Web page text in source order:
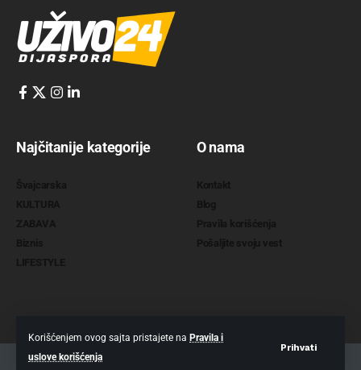
Korišćenjem ovog sajta pristajete na Pravila i
uslove korišćenja
Prihvati
Najčitanije kategorije O nama